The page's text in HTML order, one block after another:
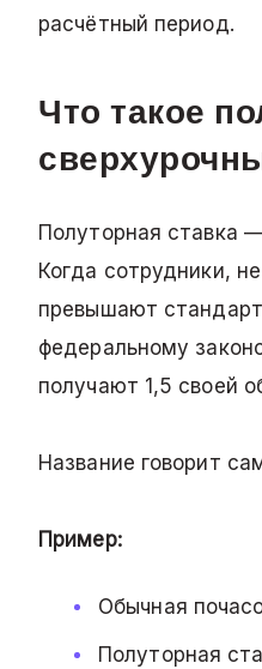
расчётный период.
Что такое
Полуторная ставка
Когда сотрудники,
превышают
федеральному
получают 1,5 своей
Название говорит
Пример:
Обычная
Полуторная